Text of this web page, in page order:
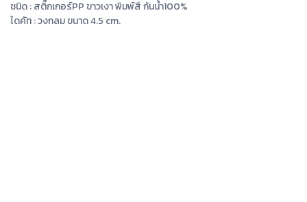
ชนิด : สติ๊กเกอร์PP ขาวเงา พิมพ์สี กันน้ำ100%
ไดคัท : วงกลม ขนาด 4.5 cm.